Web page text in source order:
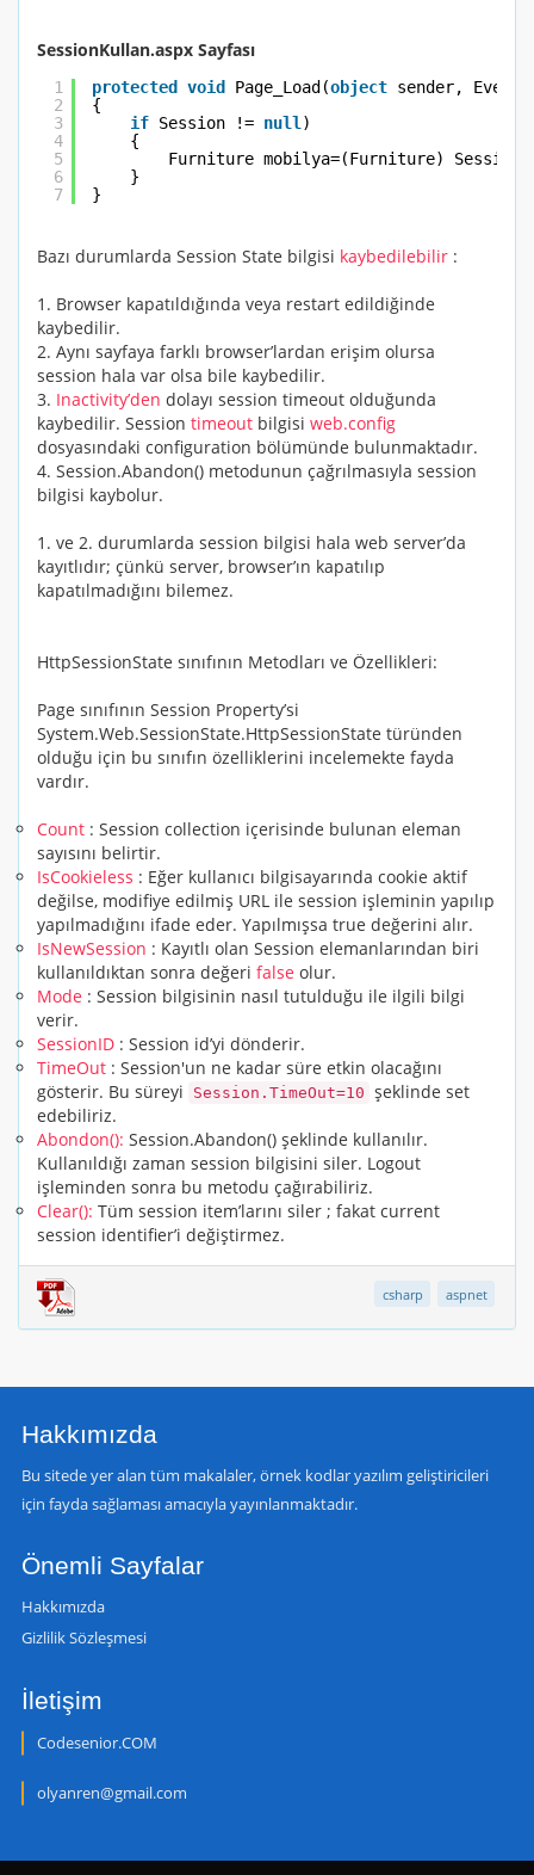
SessionKullan.aspx Sayfası
1
2
3
4
5
6
7
protected void Page_Load(object sender,
{
if Session != null )
{
Furniture mobilya=(Furniture) Session[
}
}
Bazı durumlarda Session State bilgisi kaybedilebilir :
1. Browser kapatıldığında veya restart edildiğinde
kaybedilir.
2. Aynı sayfaya farklı browser’lardan erişim olursa
session hala var olsa bile kaybedilir.
3. Inactivity’den dolayı session timeout olduğunda
kaybedilir. Session timeout bilgisi web.config
dosyasındaki configuration bölümünde bulunmaktadır.
4. Session.Abandon() metodunun çağrılmasıyla session
bilgisi kaybolur.
1. ve 2. durumlarda session bilgisi hala web server’da
kayıtlıdır; çünkü server, browser’ın kapatılıp
kapatılmadığını bilemez.
HttpSessionState sınıfının Metodları ve Özellikleri:
Page sınıfının Session Property’si
System.Web.SessionState.HttpSessionState türünden
olduğu için bu sınıfın özelliklerini incelemekte fayda
vardır.
Count : Session collection içerisinde bulunan eleman
sayısını belirtir.
IsCookieless : Eğer kullanıcı bilgisayarında cookie aktif
değilse, modifiye edilmiş URL ile session işleminin yapılıp
yapılmadığını ifade eder. Yapılmışsa true değerini alır.
IsNewSession : Kayıtlı olan Session elemanlarından biri
kullanıldıktan sonra değeri false olur.
Mode : Session bilgisinin nasıl tutulduğu ile ilgili bilgi
verir.
SessionID : Session id’yi dönderir.
TimeOut : Session'un ne kadar süre etkin olacağını
gösterir. Bu süreyi
Session.TimeOut=10 şeklinde set
edebiliriz.
Abondon(): Session.Abandon() şeklinde kullanılır.
Kullanıldığı zaman session bilgisini siler. Logout
işleminden sonra bu metodu çağırabiliriz.
Clear(): Tüm session item’larını siler ; fakat current
session identifier’i değiştirmez.
csharp aspnet
Hakkımızda
Bu sitede yer alan tüm makalaler, örnek kodlar yazılım geliştiricileri
için fayda sağlaması amacıyla yayınlanmaktadır.
Önemli Sayfalar
Hakkımızda
Gizlilik Sözleşmesi
İletişim
Codesenior.COM
olyanren@gmail.com